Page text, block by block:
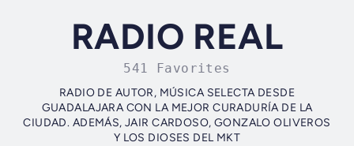
RADIO REAL
541 Favorites
RADIO DE AUTOR, MÚSICA SELECTA DESDE
GUADALAJARA CON LA MEJOR CURADURÍA DE LA
CIUDAD. ADEMÁS, JAIR CARDOSO, GONZALO OLIVEROS
Y LOS DIOSES DEL MKT